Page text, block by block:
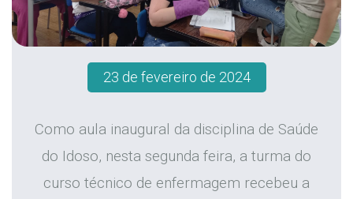
23 de fevereiro de 2024
Como aula inaugural da disciplina de Saúde
do Idoso, nesta segunda feira, a turma do
curso técnico de enfermagem recebeu a